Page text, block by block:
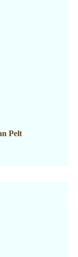
Pelt